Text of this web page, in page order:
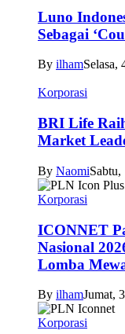
Luno
Sebagai
By ilhamSelasa,
Korporasi
BRI Life
Market
By Naomi
Korporasi
ICONNET
Nasional
Lomba
By ilhamJumat,
Korporasi